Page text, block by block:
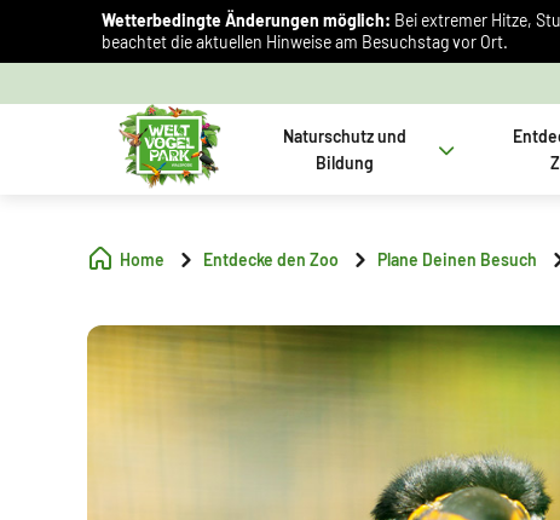
Wetterbedingte Änderungen möglich: Bei extremer Hitze,
beachtet die aktuellen Hinweise am Besuchstag vor Ort.
Naturschutz und
Bildung
Home Entdecke den Zoo Plane Deinen Besuch